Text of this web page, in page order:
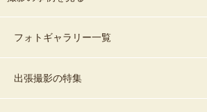
フォトギャラリー一覧
出張撮影の特集